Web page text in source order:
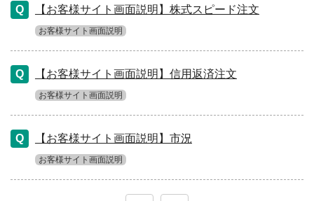
【お客様サイト画面説明】株式スピード注文
お客様サイト画面説明
【お客様サイト画面説明】信用返済注文
お客様サイト画面説明
【お客様サイト画面説明】市況
お客様サイト画面説明